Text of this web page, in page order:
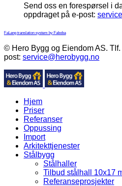
Send oss en forespørsel i
oppdraget på e-post:
FaLang translation system by Faboba
© Hero Bygg og Eiendom AS.
post: service@herobygg.no
Hjem
Priser
Referanser
Oppussing
Import
Arkitekttjenester
Stålbygg
Stålhaller
Tilbud stålhall 10x17
Referanseprosjekter